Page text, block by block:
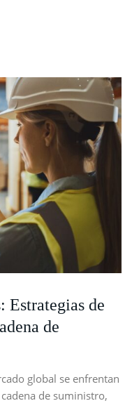
Estrategias de
de
global se enfrentan
de suministro,